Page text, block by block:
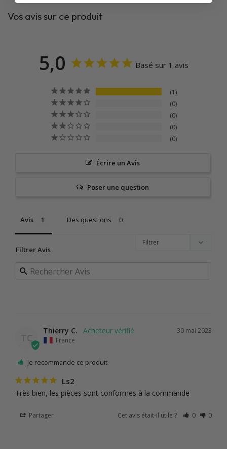
Vos avis sur ce produit
5,0 Basé sur 1 avis
1
0
0
0
0
Écrire un Avis
Poser une question
Avis Des questions
Filtrer Avis
TC
30 mai 2023
Thierry C.
France
Je recommande ce produit
Ls2
Très bien, les pièces sont conformes à la commande
Partager Cet avis était-il utile ? 0 0